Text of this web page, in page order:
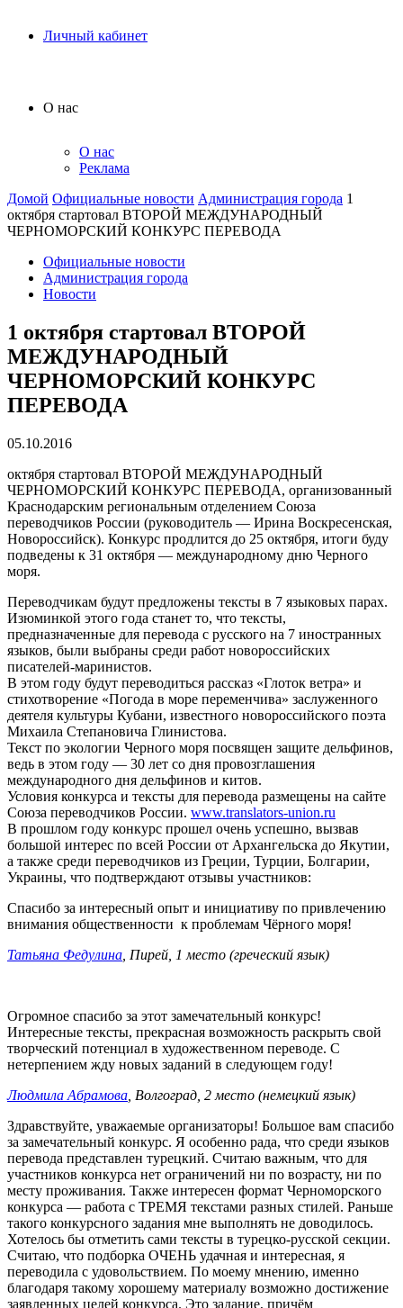
Личный кабинет
О нас
О нас
Реклама
Домой Официальные новости Администрация города 1
октября стартовал ВТОРОЙ МЕЖДУНАРОДНЫЙ
ЧЕРНОМОРСКИЙ КОНКУРС ПЕРЕВОДА
Официальные новости
Администрация города
Новости
1 октября стартовал ВТОРОЙ
МЕЖДУНАРОДНЫЙ
ЧЕРНОМОРСКИЙ КОНКУРС
ПЕРЕВОДА
05.10.2016
октября стартовал ВТОРОЙ МЕЖДУНАРОДНЫЙ
ЧЕРНОМОРСКИЙ КОНКУРС ПЕРЕВОДА, организованный
Краснодарским региональным отделением Союза
переводчиков России (руководитель — Ирина Воскресенская,
Новороссийск). Конкурс продлится до 25 октября, итоги буду
подведены к 31 октября — международному дню Черного
моря.
Переводчикам будут предложены тексты в 7 языковых парах.
Изюминкой этого года станет то, что тексты,
предназначенные для перевода с русского на 7 иностранных
языков, были выбраны среди работ новороссийских
писателей-маринистов.
В этом году будут переводиться рассказ «Глоток ветра» и
стихотворение «Погода в море переменчива» заслуженного
деятеля культуры Кубани, известного новороссийского поэта
Михаила Степановича Глинистова.
Текст по экологии Черного моря посвящен защите дельфинов,
ведь в этом году — 30 лет со дня провозглашения
международного дня дельфинов и китов.
Условия конкурса и тексты для перевода размещены на сайте
Союза переводчиков России. www.translators-union.ru
В прошлом году конкурс прошел очень успешно, вызвав
большой интерес по всей России от Архангельска до Якутии,
а также среди переводчиков из Греции, Турции, Болгарии,
Украины, что подтверждают отзывы участников:
Спасибо за интересный опыт и инициативу по привлечению
внимания общественности к проблемам Чёрного моря!
Татьяна Федулина , Пирей, 1 место (греческий язык)
Огромное спасибо за этот замечательный конкурс!
Интересные тексты, прекрасная возможность раскрыть свой
творческий потенциал в художественном переводе. С
нетерпением жду новых заданий в следующем году!
Людмила Абрамова , Волгоград, 2 место (немецкий язык)
Здравствуйте, уважаемые организаторы! Большое вам спасибо
за замечательный конкурс. Я особенно рада, что среди языков
перевода представлен турецкий. Считаю важным, что для
участников конкурса нет ограничений ни по возрасту, ни по
месту проживания. Также интересен формат Черноморского
конкурса — работа с ТРЕМЯ текстами разных стилей. Раньше
такого конкурсного задания мне выполнять не доводилось.
Хотелось бы отметить сами тексты в турецко-русской секции.
Считаю, что подборка ОЧЕНЬ удачная и интересная, я
переводила с удовольствием. По моему мнению, именно
благодаря такому хорошему материалу возможно достижение
заявленных целей конкурса. Это задание, причём